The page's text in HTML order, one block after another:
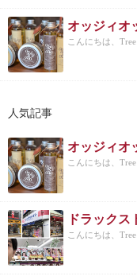
こんにちは、
人気記事
こんにちは、
こんにちは、